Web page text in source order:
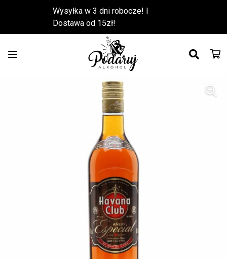
Wysyłka w 3 dni robocze! l
Dostawa od 15zł!